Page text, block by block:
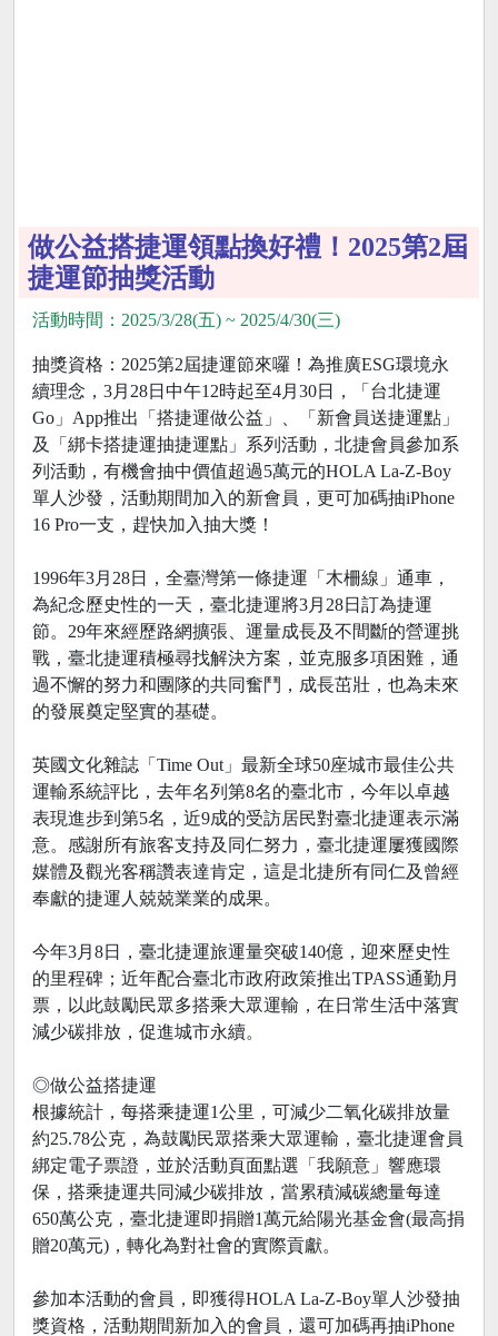
做公益搭捷運領點換好禮！2025第2屆
捷運節抽獎活動
活動時間：2025/3/28(五) ~ 2025/4/30(三)
抽獎資格：2025第2屆捷運節來囉！為推廣ESG環境永
續理念，3月28日中午12時起至4月30日，「台北捷運
Go」App推出「搭捷運做公益」、「新會員送捷運點」
及「綁卡搭捷運抽捷運點」系列活動，北捷會員參加系
列活動，有機會抽中價值超過5萬元的HOLA La-Z-Boy
單人沙發，活動期間加入的新會員，更可加碼抽iPhone
16 Pro一支，趕快加入抽大獎！
1996年3月28日，全臺灣第一條捷運「木柵線」通車，
為紀念歷史性的一天，臺北捷運將3月28日訂為捷運
節。29年來經歷路網擴張、運量成長及不間斷的營運挑
戰，臺北捷運積極尋找解決方案，並克服多項困難，通
過不懈的努力和團隊的共同奮鬥，成長茁壯，也為未來
的發展奠定堅實的基礎。
英國文化雜誌「Time Out」最新全球50座城市最佳公共
運輸系統評比，去年名列第8名的臺北市，今年以卓越
表現進步到第5名，近9成的受訪居民對臺北捷運表示滿
意。感謝所有旅客支持及同仁努力，臺北捷運屢獲國際
媒體及觀光客稱讚表達肯定，這是北捷所有同仁及曾經
奉獻的捷運人兢兢業業的成果。
今年3月8日，臺北捷運旅運量突破140億，迎來歷史性
的里程碑；近年配合臺北市政府政策推出TPASS通勤月
票，以此鼓勵民眾多搭乘大眾運輸，在日常生活中落實
減少碳排放，促進城市永續。
◎做公益搭捷運
根據統計，每搭乘捷運1公里，可減少二氧化碳排放量
約25.78公克，為鼓勵民眾搭乘大眾運輸，臺北捷運會員
綁定電子票證，並於活動頁面點選「我願意」響應環
保，搭乘捷運共同減少碳排放，當累積減碳總量每達
650萬公克，臺北捷運即捐贈1萬元給陽光基金會(最高捐
贈20萬元)，轉化為對社會的實際貢獻。
參加本活動的會員，即獲得HOLA La-Z-Boy單人沙發抽
獎資格，活動期間新加入的會員，還可加碼再抽iPhone